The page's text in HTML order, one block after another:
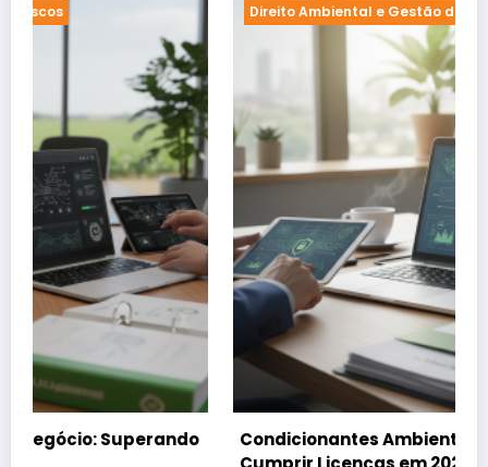
Direito Ambiental e Gestão de Riscos
Condicionantes Ambientais: Rastrear e